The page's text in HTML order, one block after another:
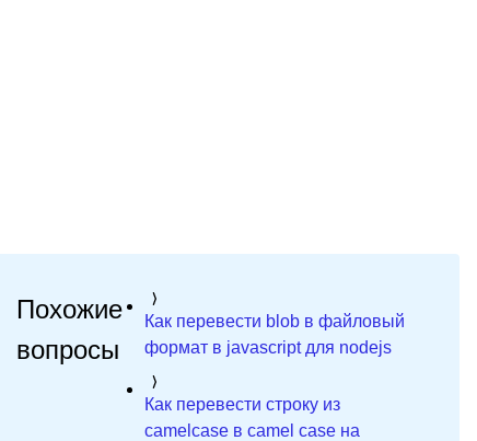
Похожие
вопросы
Как перевести blob в файловый
формат в javascript для nodejs
Как перевести строку из
camelcase в camel case на